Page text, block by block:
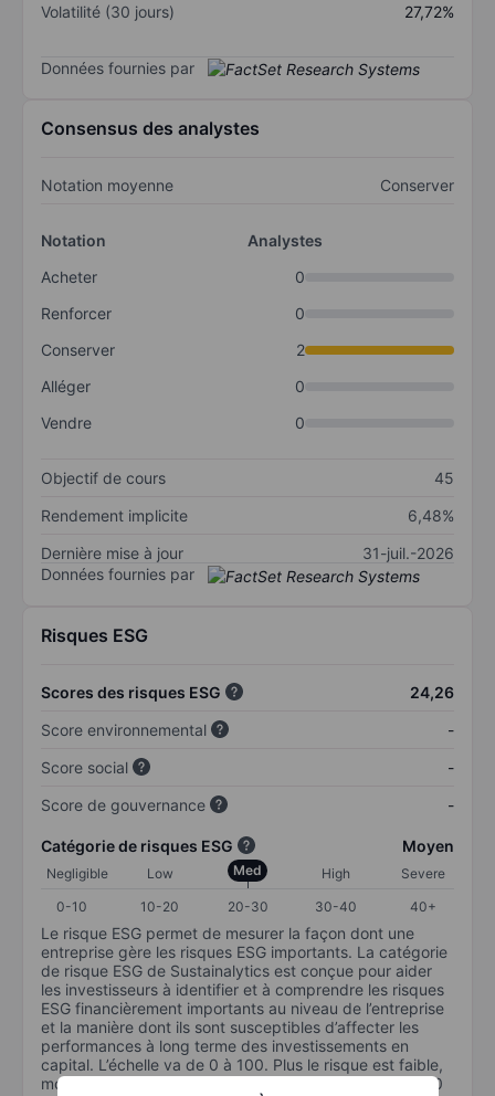
Volatilité (30 jours)
27,72%
Données fournies par
Consensus des analystes
Notation moyenne Conserver
Notation
Analystes
Acheter
0
Renforcer
0
Conserver
2
Alléger
0
Vendre
0
Objectif de cours
45
Rendement implicite
6,48%
Dernière mise à jour
31-juil.-2026
Données fournies par
Risques ESG
Scores des risques ESG
24,26
Score environnemental
-
Score social
-
Score de gouvernance
-
Catégorie de risques ESG Moyen
Negligible Low Med High
Severe
0-10
10-20 20-30 30-40 40+
Le risque ESG permet de mesurer la façon dont une
entreprise gère les risques ESG importants. La catégorie
de risque ESG de Sustainalytics est conçue pour aider
les investisseurs à identifier et à comprendre les risques
ESG financièrement importants au niveau de l’entreprise
et la manière dont ils sont susceptibles d’affecter les
performances à long terme des investissements en
capital. L’échelle va de 0 à 100. Plus le risque est faible,
moins il est important (0 équivaut à aucun risque et 100